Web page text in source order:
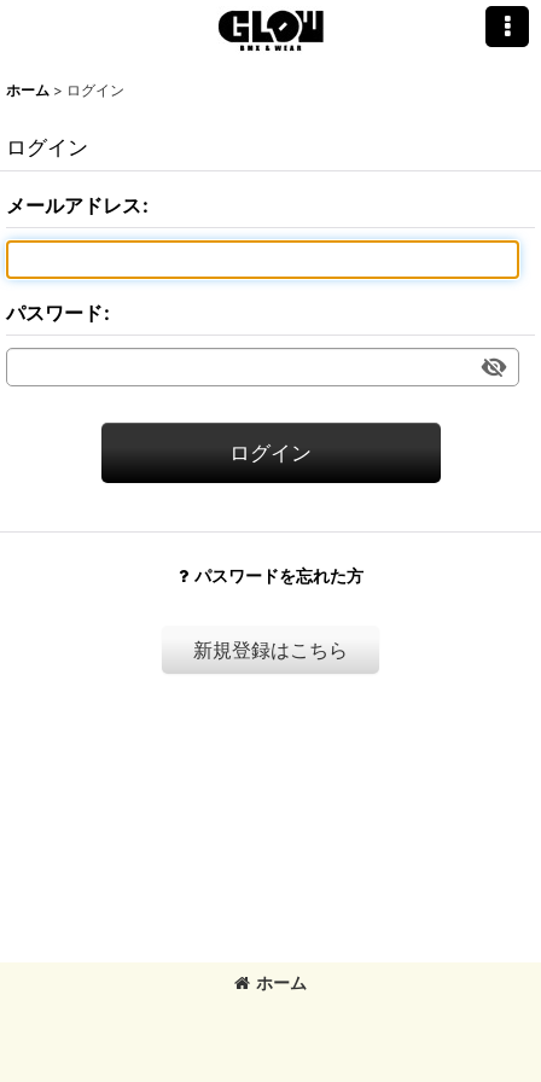
ホーム > ログイン
ログイン
メールアドレス:
パスワード:
ログイン
パスワードを忘れた方
新規登録はこちら
ホーム